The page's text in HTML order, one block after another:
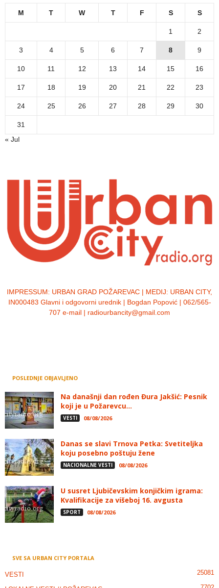
M T W T F S S
1 2
3 4 5 6 7 8 9
10 11 12 13 14 15 16
17 18 19 20 21 22 23
24 25 26 27 28 29 30
31
« Jul
IMPRESSUM: URBAN GRAD POŽAREVAC | MEDIJ: URBAN CITY,
IN000483 Glavni i odgovorni urednik | Bogdan Popović | 062/565-
707 e-mail | radiourbancity@gmail.com
POSLEDNJE OBJAVLJENO
Na današnji dan rođen Đura Jakšić: Pesnik
koji je u Požarevcu...
VESTI 08/08/2026
Danas se slavi Trnova Petka: Svetiteljka
koju posebno poštuju žene
NACIONALNE VESTI 08/08/2026
U susret Ljubičevskim konjičkim igrama:
Kvalifikacije za višeboj 16. avgusta
SPORT 08/08/2026
SVE SA URBAN CITY PORTALA
VESTI 25081